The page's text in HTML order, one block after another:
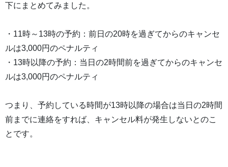
下にまとめてみました。
・11時～13時の予約：前日の20時を過ぎてからのキャンセ
ルは3,000円のペナルティ
・13時以降の予約：当日の2時間前を過ぎてからのキャンセ
ルは3,000円のペナルティ
つまり、予約している時間が13時以降の場合は当日の2時間
前までに連絡をすれば、キャンセル料が発生しないとのこ
とです。